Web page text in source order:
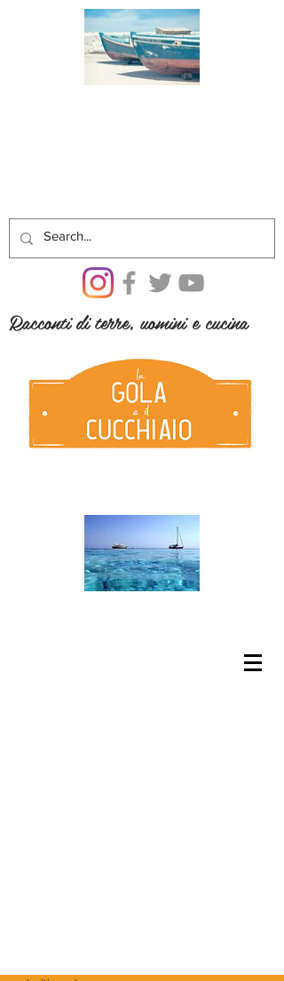
Racconti di terre, uomini e cucina